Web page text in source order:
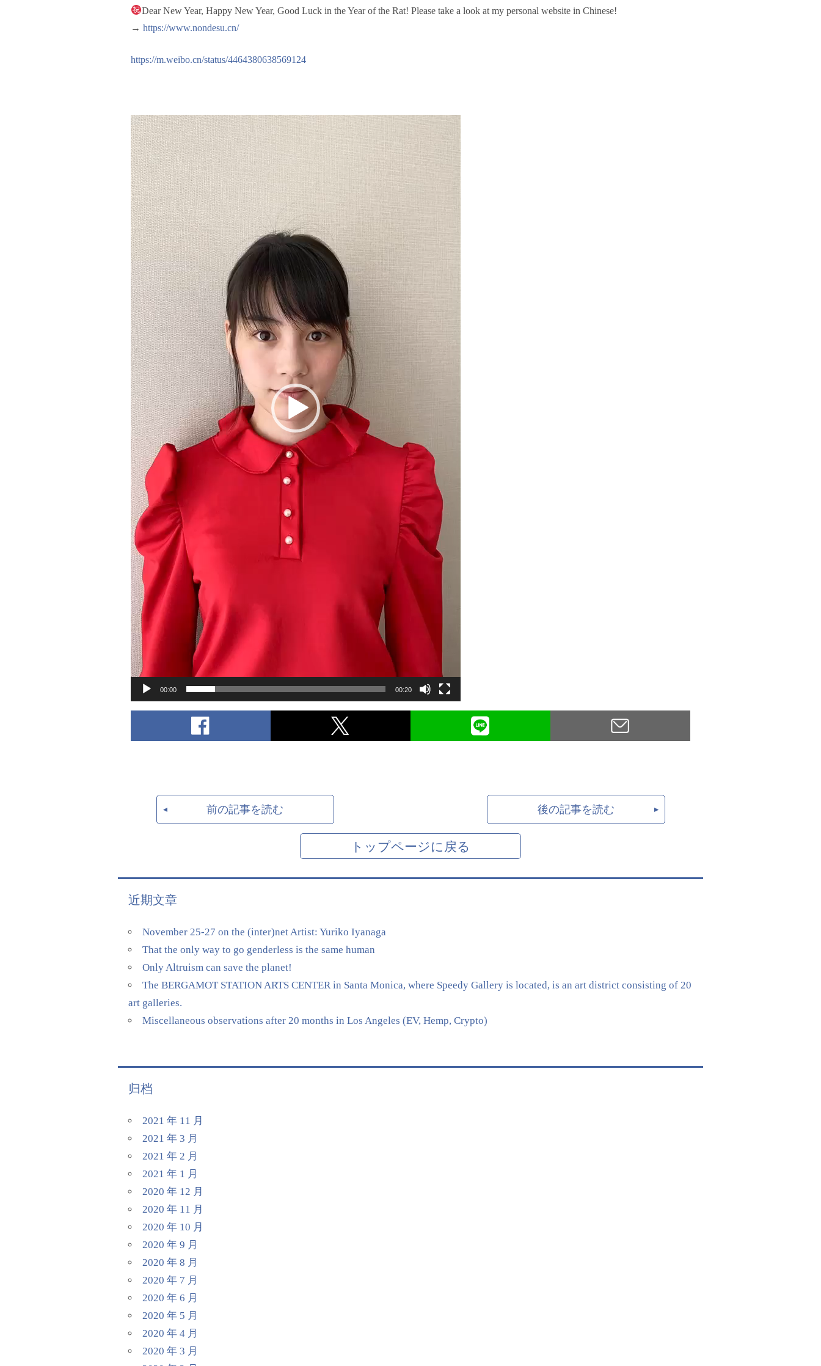
Dear New Year, Happy New Year, Good Luck in the Year of the Rat! Please take a look at my personal website in Chinese!
→ https://www.nondesu.cn/
https://m.weibo.cn/status/4464380638569124
视
频
播
放
器
00:00 00:20
前の記事を読む 後の記事を読む
トップページに戻る
近期文章
November 25-27 on the (inter)net Artist: Yuriko Iyanaga
That the only way to go genderless is the same human
Only Altruism can save the planet!
The BERGAMOT STATION ARTS CENTER in Santa Monica, where Speedy Gallery is located, is an art district consisting of 20
art galleries.
Miscellaneous observations after 20 months in Los Angeles (EV, Hemp, Crypto)
归档
2021 年 11 月
2021 年 3 月
2021 年 2 月
2021 年 1 月
2020 年 12 月
2020 年 11 月
2020 年 10 月
2020 年 9 月
2020 年 8 月
2020 年 7 月
2020 年 6 月
2020 年 5 月
2020 年 4 月
2020 年 3 月